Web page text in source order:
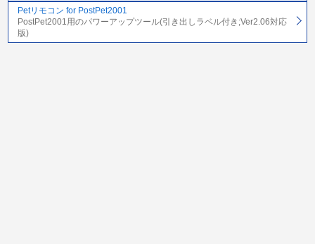
Petリモコン for PostPet2001
PostPet2001用のパワーアップツール(引き出しラベル付き;Ver2.06対応
版)